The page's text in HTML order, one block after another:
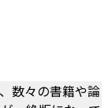
数々の書籍や論